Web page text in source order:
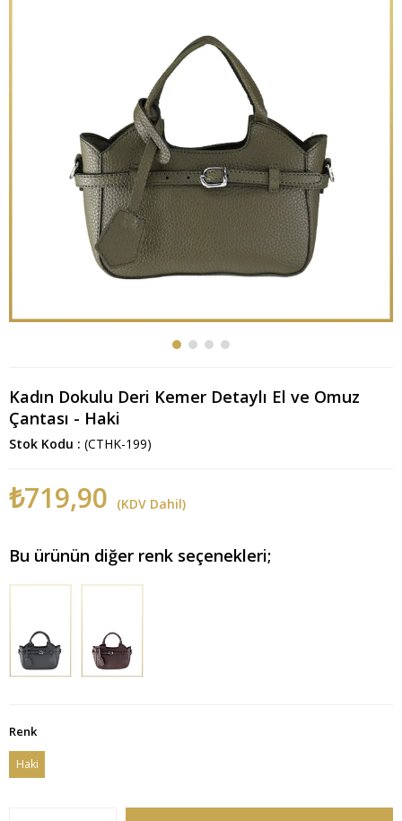
Kadın Dokulu Deri Kemer Detaylı El ve Omuz
Çantası - Haki
Stok Kodu (CTHK-199)
₺719,90 (KDV Dahil)
Bu ürünün diğer renk seçenekleri;
Renk
Haki